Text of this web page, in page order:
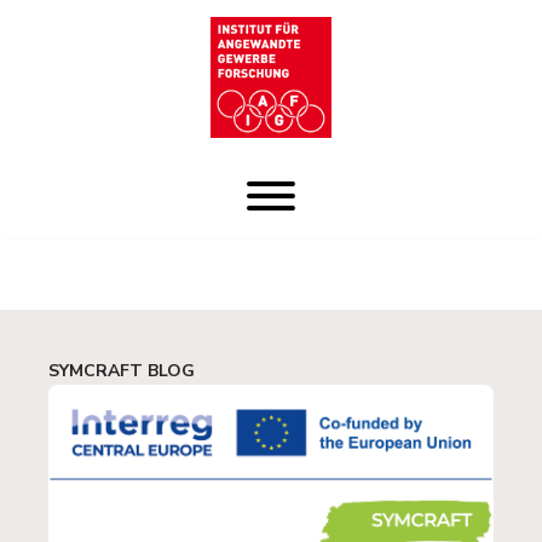
SYMCRAFT BLOG